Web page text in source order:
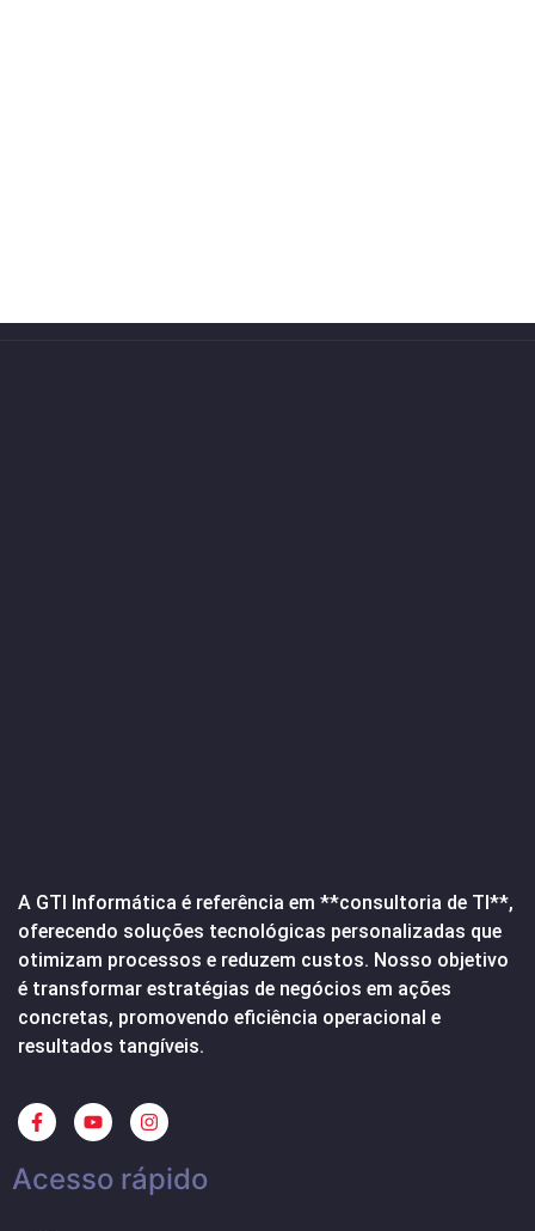
A GTI Informática é referência em **consultoria de TI**,
oferecendo soluções tecnológicas personalizadas que
otimizam processos e reduzem custos. Nosso objetivo
é transformar estratégias de negócios em ações
concretas, promovendo eficiência operacional e
resultados tangíveis.
Acesso rápido